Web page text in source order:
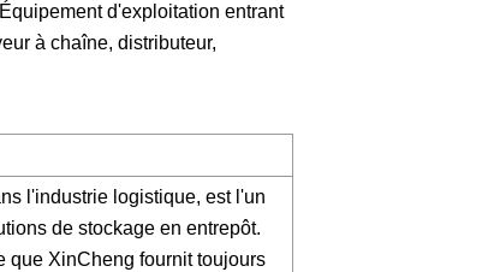
d'exploitation entrant
à chaîne, distributeur,
l'industrie logistique, est l'un
de stockage en entrepôt.
que XinCheng fournit toujours